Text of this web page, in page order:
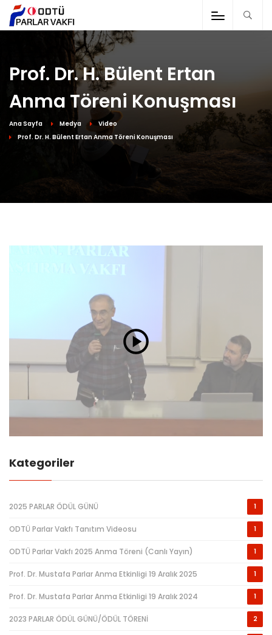
Prof. Dr. H. Bülent Ertan
Anma Töreni Konuşması
Ana Sayfa Medya
Video
Prof. Dr. H. Bülent Ertan Anma Töreni Konuşması
Kategoriler
2025 PARLAR ÖDÜL GÜNÜ 1
ODTÜ Parlar Vakfı Tanıtım Videosu 1
ODTÜ Parlar Vakfı 2025 Anma Töreni (Canlı Yayın) 1
Prof. Dr. Mustafa Parlar Anma Etkinligi 19 Aralık 2025 1
Prof. Dr. Mustafa Parlar Anma Etkinligi 19 Aralık 2024 1
2023 PARLAR ÖDÜL GÜNÜ/ÖDÜL TÖRENİ 2